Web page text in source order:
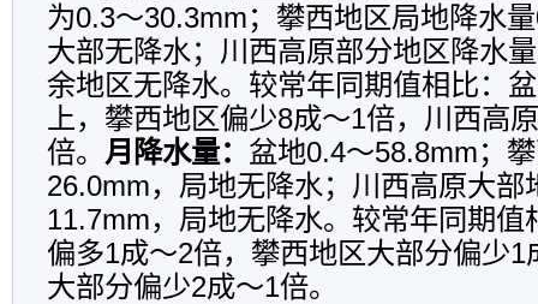
为0.3～30.3mm；攀西地区局地降水
大部无降水；川西高原部分地区降水
余地区无降水。较常年同期值相比：
上，攀西地区偏少8成～1倍，川西高
倍。 月降水量： 盆地0.4～58.8mm；
26.0mm，局地无降水；川西高原大部
11.7mm，局地无降水。较常年同期值
偏多1成～2倍，攀西地区大部分偏少1
大部分偏少2成～1倍。